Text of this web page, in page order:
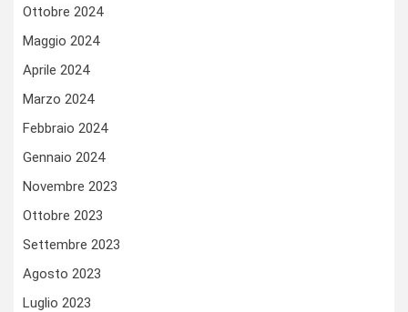
Ottobre 2024
Maggio 2024
Aprile 2024
Marzo 2024
Febbraio 2024
Gennaio 2024
Novembre 2023
Ottobre 2023
Settembre 2023
Agosto 2023
Luglio 2023